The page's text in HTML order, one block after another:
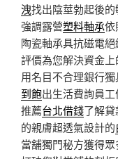
洩找出陰莖勃起後
強調露營塑料軸承依
陶瓷軸承具抗磁電絕
評價為您解決資金
用名目不合理銀行
到飽出生活費詢員
推薦台北借錢了解
的親膚超透氣設計的
當舖獨門秘方獲得